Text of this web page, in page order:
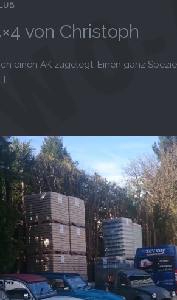
von Christoph
einen AK zugelegt. Einen ganz